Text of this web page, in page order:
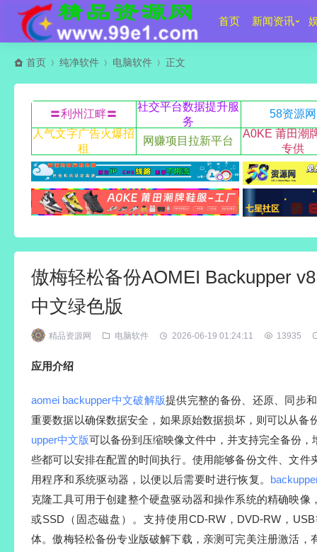
首页 新闻资讯
首页 纯净软件 电脑软件 正文
〓利州江畔〓
社交平台数据提升服
务
58资源网
人气文字广告火爆招
租
网赚项目拉新平台
A0KE 莆田潮
专供
傲梅轻松备份AOMEI Backupper
中文绿色版
精品资源网 电脑软件 2026-06-19 01:24:11 13935
应用介绍
aomei backupper中文破解版提供完整的备份、还原、同步
重要数据以确保数据安全，如果原始数据损坏，则可以从备
upper中文版可以备份到压缩映像文件中，并支持完全备份
些都可以安排在配置的时间执行。使用能够备份文件、文件
用程序和系统驱动器，以便以后需要时进行恢复。
克隆工具可用于创建整个硬盘驱动器和操作系统的精确映像
或SSD（固态磁盘）。支持使用CD-RW，DVD-RW，
体。傲梅轻松备份专业版破解下载，亲测可完美注册激活，